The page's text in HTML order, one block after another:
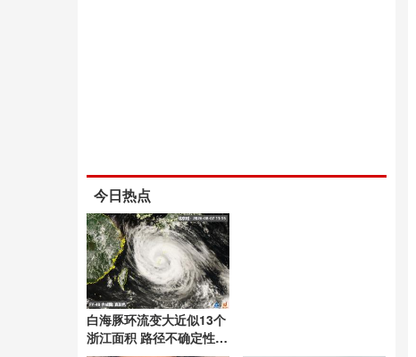
今日热点
白海豚环流变大近似13个
浙江面积 路径不确定性引